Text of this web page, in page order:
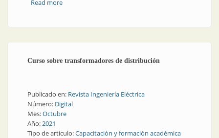
Read moreabout Automatización y telemetría de un sistema de
Curso sobre transformadores de distribución
Publicado en: Revista Ingeniería Eléctrica
Número: Digital
Mes:Octubre
Año:2021
Tipo de artículo:Capacitación y formación académica